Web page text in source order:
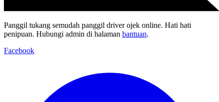
Panggil tukang semudah panggil driver ojek online. Hati hati
penipuan. Hubungi admin di halaman bantuan.
Facebook